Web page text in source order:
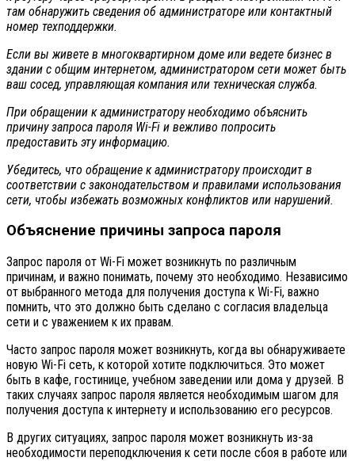
там обнаружить сведения об администраторе или контактный
номер техподдержки.
Если вы живете в многоквартирном доме или ведете бизнес в
здании с общим интернетом, администратором сети может быть
ваш сосед, управляющая компания или техническая служба.
При обращении к администратору необходимо объяснить
причину запроса пароля Wi-Fi и вежливо попросить
предоставить эту информацию.
Убедитесь, что обращение к администратору происходит в
соответствии с законодательством и правилами использования
сети, чтобы избежать возможных конфликтов или нарушений.
Объяснение причины запроса пароля
Запрос пароля от Wi-Fi может возникнуть по различным
причинам, и важно понимать, почему это необходимо. Независимо
от выбранного метода для получения доступа к Wi-Fi, важно
помнить, что это должно быть сделано с согласия владельца
сети и с уважением к их правам.
Часто запрос пароля может возникнуть, когда вы обнаруживаете
новую Wi-Fi сеть, к которой хотите подключиться. Это может
быть в кафе, гостинице, учебном заведении или дома у друзей. В
таких случаях запрос пароля является необходимым шагом для
получения доступа к интернету и использованию его ресурсов.
В других ситуациях, запрос пароля может возникнуть из-за
необходимости переподключения к сети после сбоя в работе или